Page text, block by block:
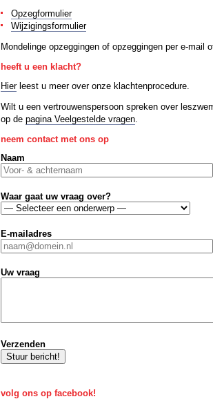
Opzegformulier
Wijzigingsformulier
Mondelinge opzeggingen of opzeggingen per e-mail
heeft u een klacht?
Hierleest u meer over onze klachtenprocedure.
Wilt u een vertrouwenspersoon spreken over
op de pagina Veelgestelde vragen.
neem contact met ons op
Naam
Waar gaat uw vraag over?
E-mailadres
Uw vraag
Verzenden
Stuur bericht!
volg ons op facebook!